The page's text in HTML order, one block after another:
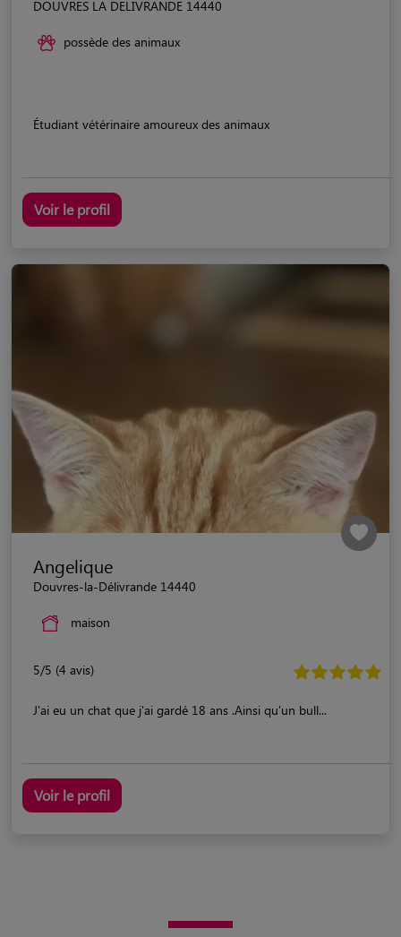
DOUVRES LA DELIVRANDE 14440
possède des animaux
Étudiant vétérinaire amoureux des animaux
Voir le profil
Angelique
Douvres-la-Délivrande 14440
maison
5/5 (4 avis)
J'ai eu un chat que j'ai gardé 18 ans .Ainsi qu'un bull...
Voir le profil